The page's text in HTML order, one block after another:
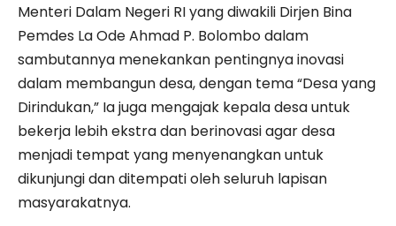
Menteri Dalam Negeri RI yang diwakili Dirjen Bina
Pemdes La Ode Ahmad P. Bolombo dalam
sambutannya menekankan pentingnya inovasi
dalam membangun desa, dengan tema “Desa yang
Dirindukan,” Ia juga mengajak kepala desa untuk
bekerja lebih ekstra dan berinovasi agar desa
menjadi tempat yang menyenangkan untuk
dikunjungi dan ditempati oleh seluruh lapisan
masyarakatnya.